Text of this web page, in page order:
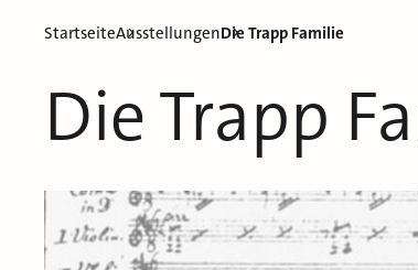
StartseiteAusstellungenDie Trapp Familie
Die Trapp